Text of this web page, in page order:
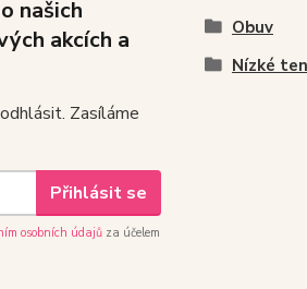
našich
akcích a
Zasíláme
Přihlásit se
osobních údajů za účelem
Obuv
Nízké